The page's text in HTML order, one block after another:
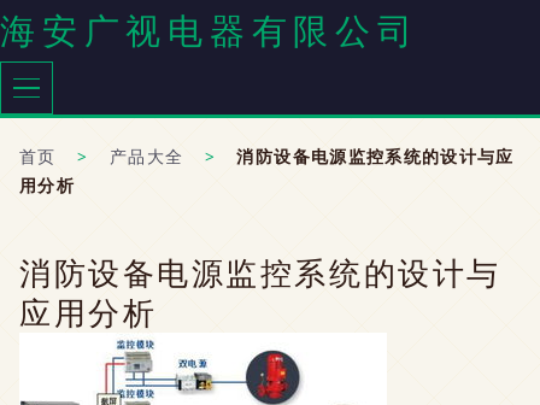
海安广视电器有限公司
首页 > 产品大全 >
消防设备电源监控系统的设计与应
用分析
消防设备电源监控系统的设计与
应用分析